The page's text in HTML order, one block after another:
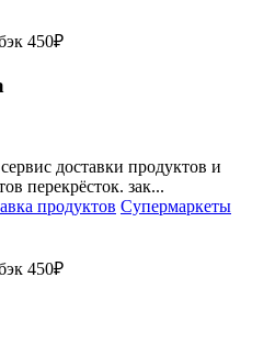
450₽
доставки продуктов и
перекрёсток. зак...
продуктов Супермаркеты
450₽